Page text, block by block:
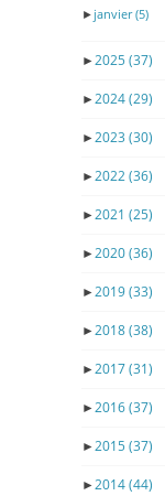
► janvier(5)
►2025(37)
►2024(29)
►2023 (30)
►2022(36)
►2021 (25)
►2020(36)
►2019(33)
►2018(38)
►2017(31)
►2016(37)
►2015(37)
►2014(44)